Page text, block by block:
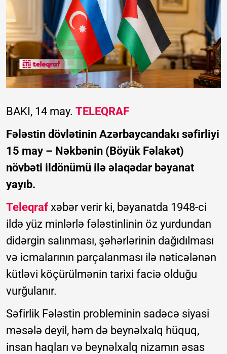
BAKI, 14 may. TELEQRAF
Fələstin dövlətinin Azərbaycandakı səfirliyi
15 may – Nəkbənin (Böyük Fəlakət)
növbəti ildönümü ilə əlaqədar bəyanat
yayıb.
Teleqraf xəbər verir ki, bəyanatda 1948-ci
ildə yüz minlərlə fələstinlinin öz yurdundan
didərgin salınması, şəhərlərinin dağıdılması
və icmalarının parçalanması ilə nəticələnən
kütləvi köçürülmənin tarixi faciə olduğu
vurğulanır.
Səfirlik Fələstin probleminin sadəcə siyasi
məsələ deyil, həm də beynəlxalq hüquq,
insan haqları və beynəlxalq nizamın əsas